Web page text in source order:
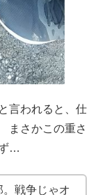
言われると、仕
まさかこの重さ
…
戦争じゃオ